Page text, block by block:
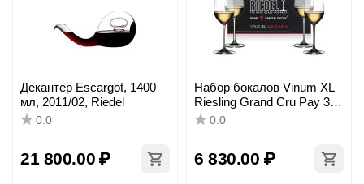
Декантер Escargot, 1400
мл, 2011/02, Riedel
0.0
21 800.00 ₽
Набор бокалов Vinum XL
Riesling Grand Cru Pay 3
Get 4, 405 мл, 4 шт.,
0.0
6 830.00 ₽